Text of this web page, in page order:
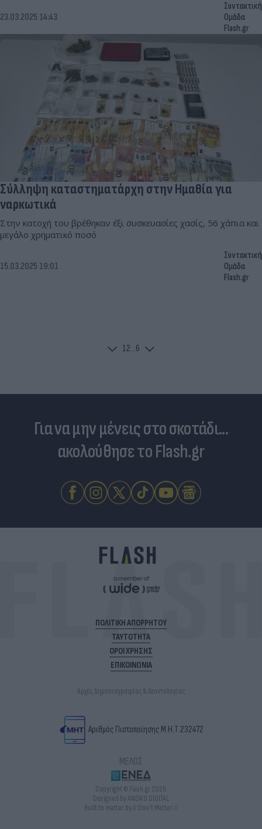
23.03.2025 14:43
Συντακτική
Ομάδα
Flash.gr
Σύλληψη καταστηματάρχη στην Ημαθία για
ναρκωτικά
Στην κατοχή του βρέθηκαν έξι συσκευασίες χασίς, 56 χάπια και
μεγάλο χρηματικό ποσό
15.03.2025 19:01
Συντακτική
Ομάδα
Flash.gr
12...6
Για να μην μένεις στο σκοτάδι...
ακολούθησε το Flash.gr
ΠΟΛΙΤΙΚΗ ΑΠΟΡΡΗΤΟΥ
ΤΑΥΤΟΤΗΤΑ
ΟΡΟΙ ΧΡΗΣΗΣ
ΕΠΙΚΟΙΝΩΝΙΑ
Αρχές Δημοσιογραφίας & Δεοντολογίας
Αριθμός Πιστοποίησης Μ.Η.Τ.232472
ΜΕΛΟΣ
Copyright © Flash.gr 2026
Designed by ANDKO DIGITAL
Built to matter by // Don't Matter //